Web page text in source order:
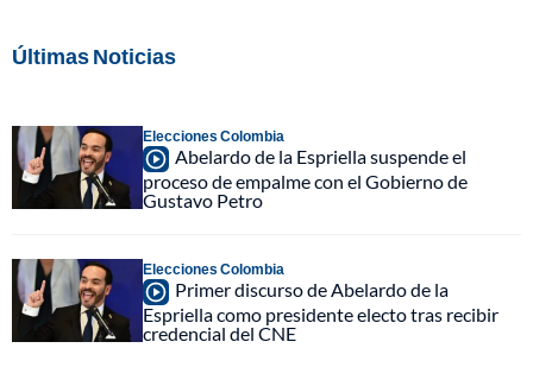
Últimas Noticias
Elecciones Colombia
Abelardo de la Espriella suspende el
proceso de empalme con el Gobierno de
Gustavo Petro
Elecciones Colombia
Primer discurso de Abelardo de la
Espriella como presidente electo tras recibir
credencial del CNE